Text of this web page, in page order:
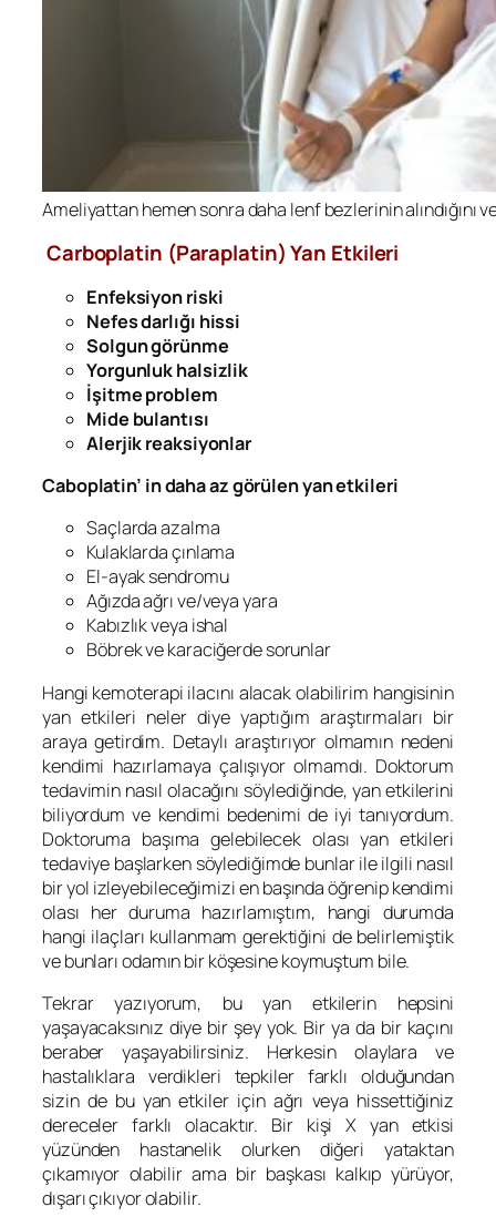
Ameliyattan hemen sonra daha lenf bezlerinin alındığını
Carboplatin (Paraplatin) Yan Etkileri
Enfeksiyon riski
Nefes darlığı hissi
Solgun görünme
Yorgunluk halsizlik
İşitme problem
Mide bulantısı
Alerjik reaksiyonlar
Caboplatin’ in daha az görülen yan etkileri
Saçlarda azalma
Kulaklarda çınlama
El-ayak sendromu
Ağızda ağrı ve/veya yara
Kabızlık veya ishal
Böbrek ve karaciğerde sorunlar
Hangi kemoterapi ilacını alacak olabilirim hangisinin
yan etkileri neler diye yaptığım araştırmaları bir
araya getirdim. Detaylı araştırıyor olmamın nedeni
kendimi hazırlamaya çalışıyor olmamdı. Doktorum
tedavimin nasıl olacağını söylediğinde, yan etkilerini
biliyordum ve kendimi bedenimi de iyi tanıyordum.
Doktoruma başıma gelebilecek olası yan etkileri
tedaviye başlarken söylediğimde bunlar ile ilgili nasıl
bir yol izleyebileceğimizi en başında öğrenip kendimi
olası her duruma hazırlamıştım, hangi durumda
hangi ilaçları kullanmam gerektiğini de belirlemiştik
ve bunları odamın bir köşesine koymuştum bile.
Tekrar yazıyorum, bu yan etkilerin hepsini
yaşayacaksınız diye bir şey yok. Bir ya da bir kaçını
beraber yaşayabilirsiniz. Herkesin olaylara ve
hastalıklara verdikleri tepkiler farklı olduğundan
sizin de bu yan etkiler için ağrı veya hissettiğiniz
dereceler farklı olacaktır. Bir kişi X yan etkisi
yüzünden hastanelik olurken diğeri yataktan
çıkamıyor olabilir ama bir başkası kalkıp yürüyor,
dışarı çıkıyor olabilir.